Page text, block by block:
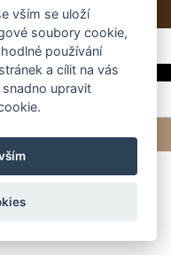
| 7(čas ve vteřinách)
stránek
vším se uloží
soubory cookie,
používání
a cílit na vás
upravit